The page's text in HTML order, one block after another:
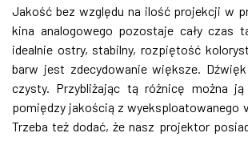
Jakość bez względu na ilość projekcji w
kina analogowego pozostaje cały czas
idealnie ostry, stabilny, rozpiętość
barw jest zdecydowanie większe.
czysty. Przybliżając tą różnicę można
pomiędzy jakością z wyeksploatowanego
Trzeba też dodać, że nasz projektor